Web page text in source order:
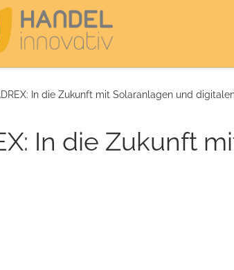
In die Zukunft mit Solaranlagen und
In die Zukunft